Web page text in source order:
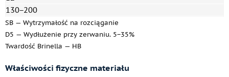
130−200
SB — Wytrzymałość na rozciąganie
D5 — Wydłużenie przy zerwaniu. 5−35%
Twardość Brinella — HB
Właściwości fizyczne materiału